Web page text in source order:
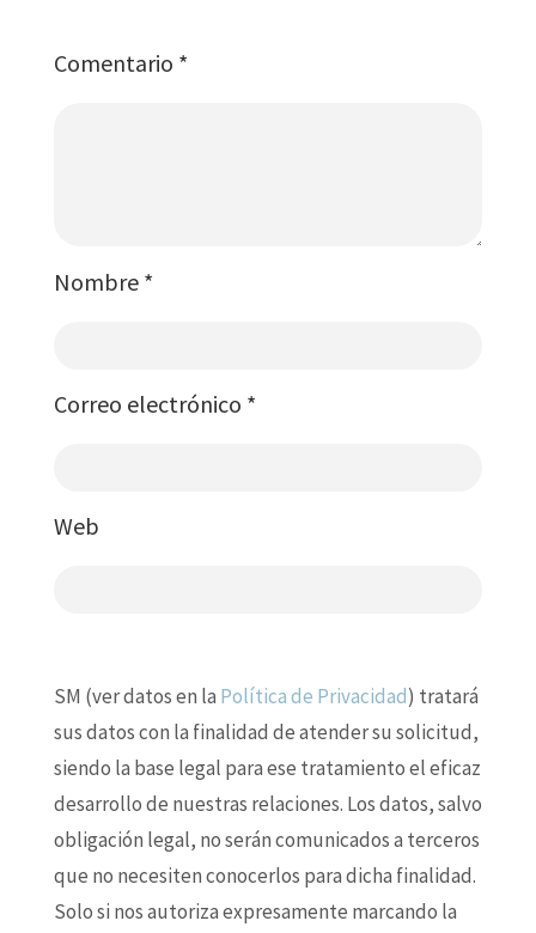
Comentario *
Nombre *
Correo electrónico *
Web
SM (ver datos en la Política de Privacidad) tratará
sus datos con la finalidad de atender su solicitud,
siendo la base legal para ese tratamiento el eficaz
desarrollo de nuestras relaciones. Los datos, salvo
obligación legal, no serán comunicados a terceros
que no necesiten conocerlos para dicha finalidad.
Solo si nos autoriza expresamente marcando la